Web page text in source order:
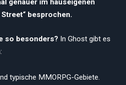
genauer im hauseigenen
besprochen.
so besonders? In Ghost gibt es
typische MMORPG-Gebiete.